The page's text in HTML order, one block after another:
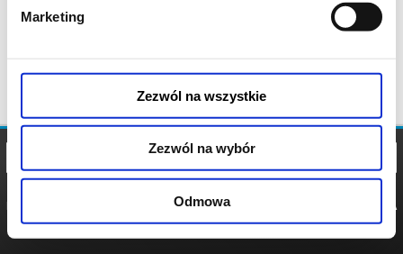
Marketing
Zezwól na wszystkie
Zezwól na wybór
Odmowa
POLITYKA
POLITYKA